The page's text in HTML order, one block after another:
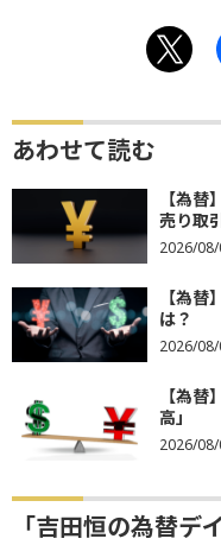
あわせて読む
【為
売り取
2026/
【為
は？
2026/
【為
高」
2026/08/
「吉田恒の為替デ